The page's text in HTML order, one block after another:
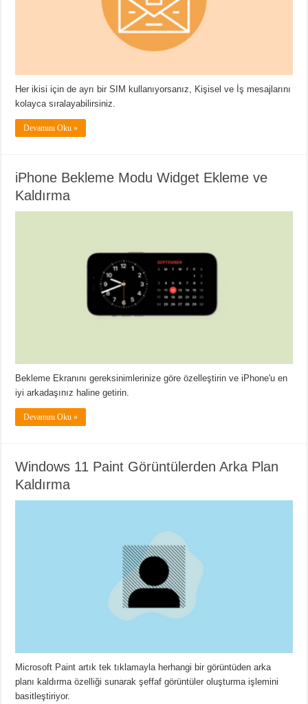
Her ikisi için de ayrı bir SIM kullanıyorsanız, Kişisel ve İş mesajlarını
kolayca sıralayabilirsiniz.
Devamını Oku »
iPhone Bekleme Modu Widget Ekleme ve
Kaldırma
Bekleme Ekranını gereksinimlerinize göre özelleştirin ve iPhone'u en
iyi arkadaşınız haline getirin.
Devamını Oku »
Windows 11 Paint Görüntülerden Arka Plan
Kaldırma
Microsoft Paint artık tek tıklamayla herhangi bir görüntüden arka
planı kaldırma özelliği sunarak şeffaf görüntüler oluşturma işlemini
basitleştiriyor.